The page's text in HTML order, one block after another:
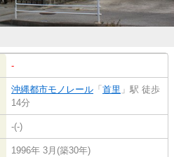
-
沖縄都市モノレール 「 首里 」駅 徒歩
14分
-(-)
1996年 3月(築30年)